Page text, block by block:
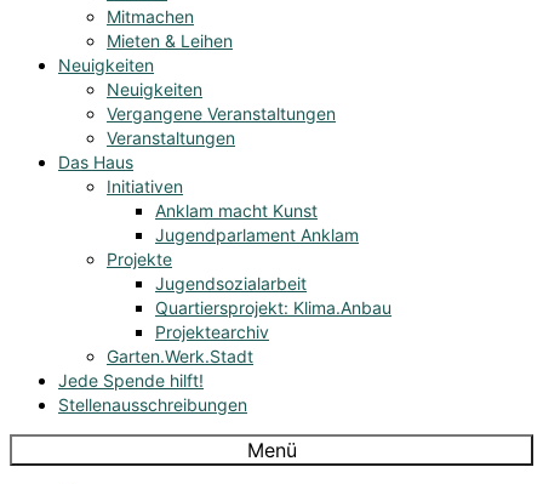
Mitmachen
Mieten & Leihen
Neuigkeiten
Neuigkeiten
Vergangene Veranstaltungen
Veranstaltungen
Das Haus
Initiativen
Anklam macht Kunst
Jugendparlament Anklam
Projekte
Jugendsozialarbeit
Quartiersprojekt: Klima.Anbau
Projektearchiv
Garten.Werk.Stadt
Jede Spende hilft!
Stellenausschreibungen
Menü